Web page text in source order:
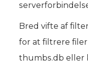
Bred vifte af
for at filtrere
thumbs.db eller